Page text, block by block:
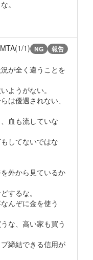
。
1) NG 報告
が全く違うことを
ようがない。
は優遇されない、
血も流していな
してないではな
外から見ているか
するな。
んぞに金を使う
な、高い家も買う
締結できる信用が